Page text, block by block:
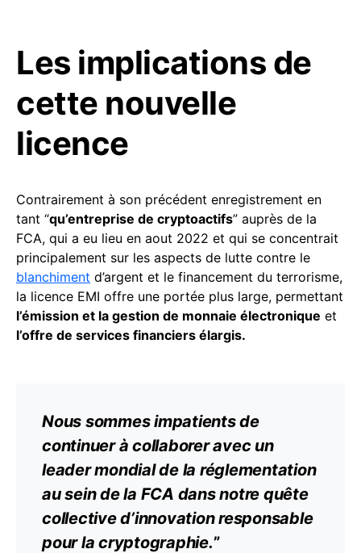
Les implications de
cette nouvelle
licence
Contrairement à son précédent enregistrement en
tant “qu’entreprise de cryptoactifs” auprès de la
FCA, qui a eu lieu en aout 2022 et qui se concentrait
principalement sur les aspects de lutte contre le
blanchiment d’argent et le financement du terrorisme,
la licence EMI offre une portée plus large, permettant
l’émission et la gestion de monnaie électronique et
l’offre de services financiers élargis.
Nous sommes impatients de
continuer à collaborer avec un
leader mondial de la réglementation
au sein de la FCA dans notre quête
collective d’innovation responsable
pour la cryptographie.”